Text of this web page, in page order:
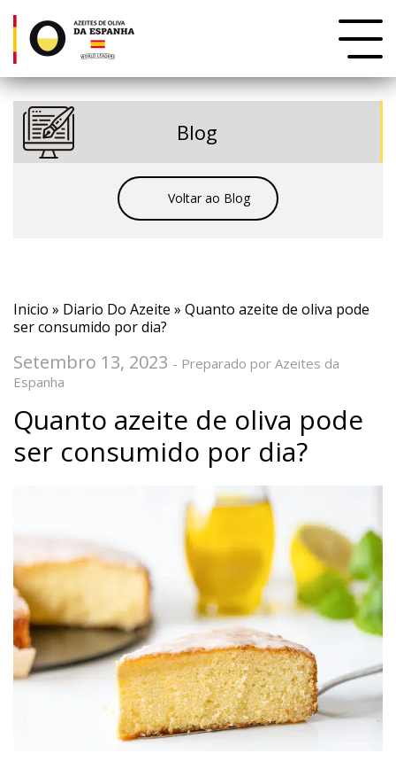
Blog
Voltar ao Blog
Inicio » Diario Do Azeite » Quanto azeite de oliva pode
ser consumido por dia?
Setembro 13, 2023 - Preparado por Azeites da
Espanha
Quanto azeite de oliva pode
ser consumido por dia?